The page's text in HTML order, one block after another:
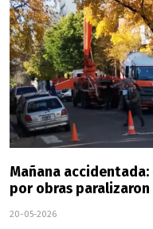
Mañana
por obras
20-05-2026